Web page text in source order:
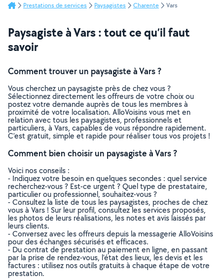
Prestations de services Paysagistes Charente Vars
Paysagiste à Vars : tout ce qu’il faut
savoir
Comment trouver un paysagiste à Vars ?
Vous cherchez un paysagiste près de chez vous ?
Sélectionnez directement les offreurs de votre choix ou
postez votre demande auprès de tous les membres à
proximité de votre localisation. AlloVoisins vous met en
relation avec tous les paysagistes, professionnels et
particuliers, à Vars, capables de vous répondre rapidement.
C’est gratuit, simple et rapide pour réaliser tous vos projets !
Comment bien choisir un paysagiste à Vars ?
Voici nos conseils :
- Indiquez votre besoin en quelques secondes : quel service
recherchez-vous ? Est-ce urgent ? Quel type de prestataire,
particulier ou professionnel, souhaitez-vous ?
- Consultez la liste de tous les paysagistes, proches de chez
vous à Vars ! Sur leur profil, consultez les services proposés,
les photos de leurs réalisations, les notes et avis laissés par
leurs clients.
- Conversez avec les offreurs depuis la messagerie AlloVoisins
pour des échanges sécurisés et efficaces.
- Du contrat de prestation au paiement en ligne, en passant
par la prise de rendez-vous, l’état des lieux, les devis et les
factures : utilisez nos outils gratuits à chaque étape de votre
prestation.